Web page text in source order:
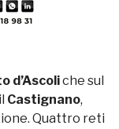
d’Ascoliche sul
Castignano,
Quattro reti